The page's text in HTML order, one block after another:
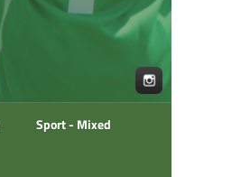
Sport - Mixed